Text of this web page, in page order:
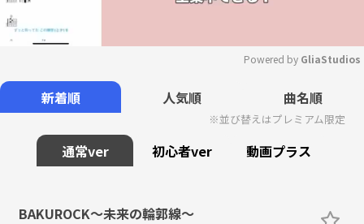
Mute
Powered by GliaStudios
新着順 人気順 曲名順
※並び替えはプレミアム限定
通常ver 初心者ver 動画プラス
BAKUROCK～未来の輪郭線～